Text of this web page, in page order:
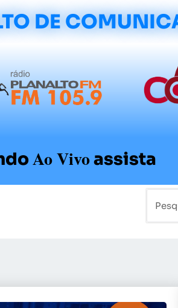
DE
Ao Vivoassista